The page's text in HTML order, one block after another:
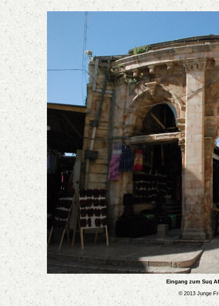
Eingang zum Suq
© 2013 Junge